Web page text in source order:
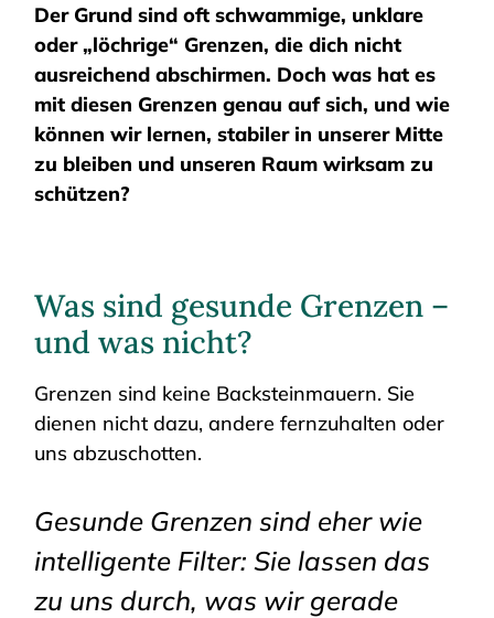
Der Grund sind oft schwammige, unklare
oder „löchrige“ Grenzen, die dich nicht
ausreichend abschirmen. Doch was hat es
mit diesen Grenzen genau auf sich, und wie
können wir lernen, stabiler in unserer Mitte
zu bleiben und unseren Raum wirksam zu
schützen?
Was sind gesunde Grenzen –
und was nicht?
Grenzen sind keine Backsteinmauern. Sie
dienen nicht dazu, andere fernzuhalten oder
uns abzuschotten.
Gesunde Grenzen sind eher wie
intelligente Filter: Sie lassen das
zu uns durch, was wir gerade